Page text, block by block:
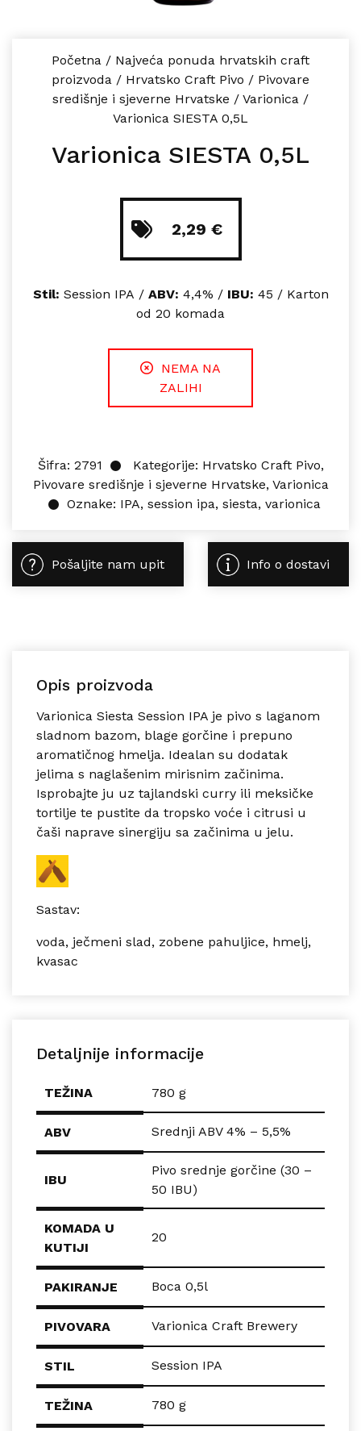
Početna / Najveća ponuda hrvatskih craft
proizvoda / Hrvatsko Craft Pivo / Pivovare
središnje i sjeverne Hrvatske / Varionica /
Varionica SIESTA 0,5L
Varionica SIESTA 0,5L
2,29 €
Stil: Session IPA / ABV: 4,4% / IBU: 45 / Karton
od 20 komada
NEMA NA
ZALIHI
Šifra: 2791 Kategorije: Hrvatsko Craft Pivo,
Pivovare središnje i sjeverne Hrvatske, Varionica
Oznake: IPA, session ipa, siesta, varionica
Pošaljite nam upit Info o dostavi
Opis proizvoda
Varionica Siesta Session IPA je pivo s laganom
sladnom bazom, blage gorčine i prepuno
aromatičnog hmelja. Idealan su dodatak
jelima s naglašenim mirisnim začinima.
Isprobajte ju uz tajlandski curry ili meksičke
tortilje te pustite da tropsko voće i citrusi u
čaši naprave sinergiju sa začinima u jelu.
Sastav:
voda, ječmeni slad, zobene pahuljice, hmelj,
kvasac
Detaljnije informacije
TEŽINA 780 g
ABV Srednji ABV 4% – 5,5%
IBU
Pivo srednje gorčine (30 –
50 IBU)
KOMADA U
KUTIJI
20
PAKIRANJE Boca 0,5l
PIVOVARA Varionica Craft Brewery
STIL Session IPA
TEŽINA 780 g